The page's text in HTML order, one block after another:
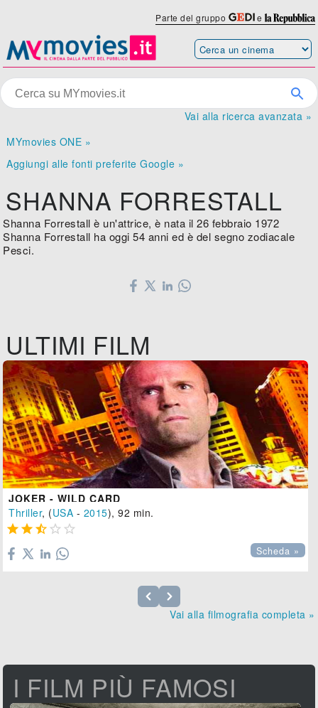
Parte del gruppo e
Vai alla ricerca avanzata »
MYmovies ONE »
Aggiungi alle fonti preferite Google »
SHANNA FORRESTALL
Shanna Forrestall è un'attrice, è nata il 26 febbraio 1972
Shanna Forrestall ha oggi 54 anni ed è del segno zodiacale
Pesci.
ULTIMI FILM
JOKER - WILD CARD
Thriller, (USA - 2015), 92 min.
    
Scheda »
Vai alla filmografia completa »
I FILM PIÙ FAMOSI